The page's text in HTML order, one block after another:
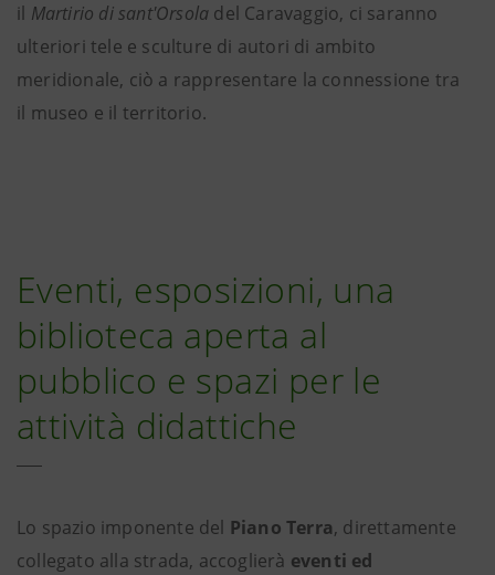
il Martirio di sant'Orsola del Caravaggio, ci saranno
ulteriori tele e sculture di autori di ambito
meridionale, ciò a rappresentare la connessione tra
il museo e il territorio.
Eventi, esposizioni, una
biblioteca aperta al
pubblico e spazi per le
attività didattiche
Lo spazio imponente del Piano Terra, direttamente
collegato alla strada, accoglierà eventi ed